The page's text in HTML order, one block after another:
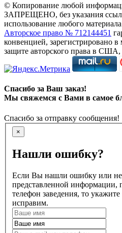
© Копирование любой
ЗАПРЕЩЕНО, без указания
использование любого материала
Авторское право № 712144451
конвенцией, зарегистрировано
защите авторского права в
Спасибо за Ваш заказ!
Мы свяжемся с Вами в самое
Спасибо за отправку сообщения!
×
Нашли ошибку?
Если Вы нашли ошибку или
представленной информации,
телефон заведения, то
исправим.